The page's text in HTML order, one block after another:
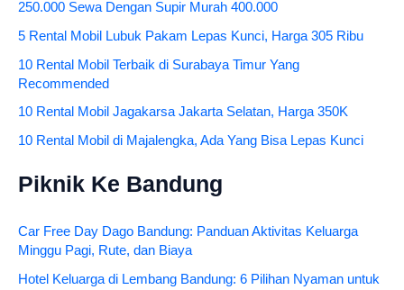
250.000 Sewa Dengan Supir Murah 400.000
5 Rental Mobil Lubuk Pakam Lepas Kunci, Harga 305 Ribu
10 Rental Mobil Terbaik di Surabaya Timur Yang
Recommended
10 Rental Mobil Jagakarsa Jakarta Selatan, Harga 350K
10 Rental Mobil di Majalengka, Ada Yang Bisa Lepas Kunci
Piknik Ke Bandung
Car Free Day Dago Bandung: Panduan Aktivitas Keluarga
Minggu Pagi, Rute, dan Biaya
Hotel Keluarga di Lembang Bandung: 6 Pilihan Nyaman untuk